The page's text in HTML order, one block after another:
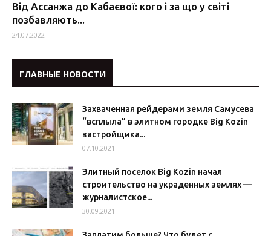
Від Ассанжа до Кабаєвої: кого і за що у світі
позбавляють...
24.07.2022
ГЛАВНЫЕ НОВОСТИ
Захваченная рейдерами земля Самусева
“всплыла” в элитном городке Big Kozin
застройщика...
07.10.2021
Элитный поселок Big Kozin начал
строительство на украденных землях —
журналистское...
30.09.2021